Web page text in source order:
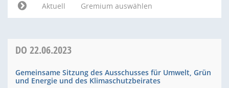
Aktuell
Gremium auswählen
DO 22.06.2023
Gemeinsame Sitzung des Ausschusses für Umwelt, Grün
und Energie und des Klimaschutzbeirates